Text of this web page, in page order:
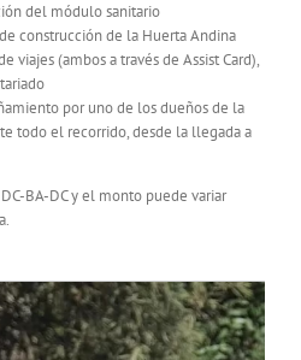
del módulo sanitario
construcción de la Huerta Andina
viajes (ambos a través de Assist Card),
por uno de los dueños de la
todo el recorrido, desde la llegada a
BA-DC y el monto puede variar